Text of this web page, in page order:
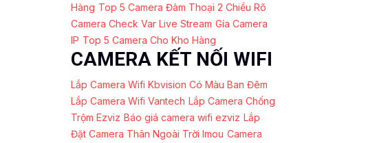
Hàng Top 5 Camera Đàm Thoại 2 Chiều Rõ
Camera Check Var Live Stream Gía Camera
IP Top 5 Camera Cho Kho Hàng
CAMERA KẾT NỐI WIFI
Lắp Camera Wifi Kbvision Có Màu Ban Đêm
Lắp Camera Wifi Vantech Lắp Camera Chống
Trộm Ezviz Báo giá camera wifi ezviz Lắp
Đặt Camera Thân Ngoài Trời Imou Camera